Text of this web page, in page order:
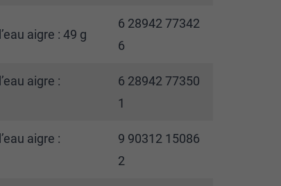
aigre : 49 g
6 28942 77342
6
aigre :
6 28942 77350
1
aigre :
9 90312 15086
2